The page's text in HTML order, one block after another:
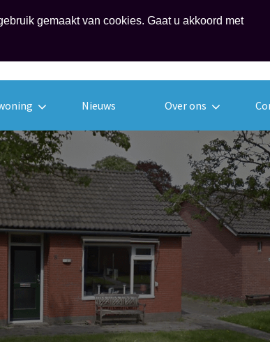
Nieuws Over ons
gemaakt van cookies. Gaat u akkoord met